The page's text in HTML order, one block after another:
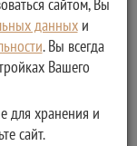
данныхи
. Вы всегда
Вашего
для хранения и
сайт.